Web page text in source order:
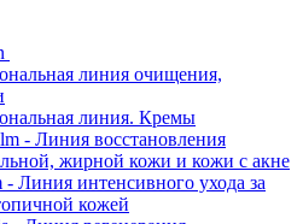
линия очищения,
линия. Кремы
- Линия восстановления
жирной кожи и кожи с акне
- Линия интенсивного ухода за
кожей